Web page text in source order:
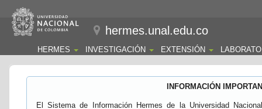
hermes.unal.edu.co
HERMES INVESTIGACIÓN EXTENSIÓN
INFORMACIÓN
El Sistema de Información Hermes de la Universidad